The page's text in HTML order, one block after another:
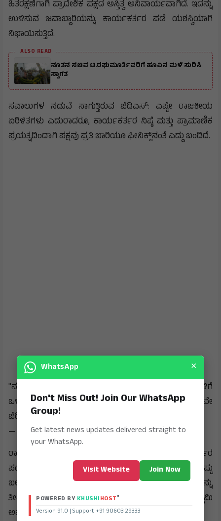
ಹಿತರಕ್ಷಣೆಗಾಗಿ ಪ್ರಾದೇಶಿಕ ಪಕ್ಷದ ಅಸ್ತಿತ್ವ ಅನಿವಾರ್ಯವಾಗಿದೆ. ಇದನ್ನು
ಉಳಿಸುವ ಜವಾಬ್ದಾರಿಯನ್ನು ಕಾರ್ಯಕರ್ತರ ಪಡೆ ಯಶಸ್ವಿಯಾಗಿ
ನಿಭಾಯಿಸುತ್ತಿದೆ.
ALSO READ
ನೂತನ ಸಚಿವ ಟಿ.ರಘುಮೂರ್ತಿವರಿಗೆ ಹೂವಿನ ಮಳೆ ಸುರಿಸಿ
ಸ್ವಾಗತ
​ಸವಾಲುಗಳ ನಡುವೆ ಸಾಗುತ್ತಿರುವ ಜೆಡಿಎಸ್: ಎಷ್ಟೇ ರಾಜಕೀಯ
ಏರಿಳಿತಗಳು ಎದುರಾದರೂ, ಕಾರ್ಯಕರ್ತರ ನಿಷ್ಠೆ ಮತ್ತು ಪ್ರಾಮಾಣಿಕ
ಪ್ರಯತ್ನದಿಂದಾಗಿ ಪಕ್ಷವು ಪ್ರತಿ ಬಾರಿಯೂ ಫೀನಿಕ್ಸ್‌ನಂತೆ ಎದ್ದು ಬಂದಿದೆ.
​"ನಮ್ಮ ಸೈನಿಕರಂತಿರುವ ಕಾರ್ಯಕರ್ತರು ಯಾವುದೇ ಆಮಿಷಗಳಿಗೆ
ಒಳಗಾಗದೆ ಪಕ್ಷದ ಧ್ವಜವನ್ನು ಎತ್ತಿ ಹಿಡಿದಿದ್ದಾರೆ. ಅವರ ಶ್ರಮವೇ
ಜೆಡಿಎಸ್ ಪಕ್ಷದ ನಿಜವಾದ ಆಸ್ತಿ ಮತ್ತು ಭವಿಷ್ಯ."
— ಹೆಚ್.ಡಿ. ಕುಮಾರಸ್ವಾಮಿ.
​ರಾಜ್ಯದ ಉದ್ದಗಲಕ್ಕೂ ಇರುವ ಇಂತಹ ನಿಷ್ಠಾವಂತ ಕಾರ್ಯಕರ್ತರ
ಪಡೆಯ ಬಲದಿಂದಲೇ ಮುಂಬರುವ ದಿನಗಳಲ್ಲಿ ಪಕ್ಷವನ್ನು ಇನ್ನಷ್ಟು
ಬಲಿಷ್ಠವಾಗಿ ಸಂಘಟಿಸಲಾಗುವುದು ಮತ್ತು ಜನಪರ ಹೋರಾಟಗಳನ್ನು
ತೀವ್ರಗೊಳಿಸಲಾಗುವುದು ಎಂದು ಇದೇ ಸಂದರ್ಭದಲ್ಲಿ ಕುಮಾರಸ್ವಾಮಿ
ಅವರು ತಿಳಿಸಿದರು.
WhatsApp ×
Don't Miss Out! Join Our WhatsApp
Group!
Get latest news updates delivered straight to
your WhatsApp.
Visit Website Join Now
POWERED BY KHUSHIHOST®
Version 91.0 | Support +91 90603 29333